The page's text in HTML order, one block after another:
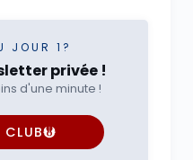
JOUR 1?
privée !
d'une minute !
CLUB